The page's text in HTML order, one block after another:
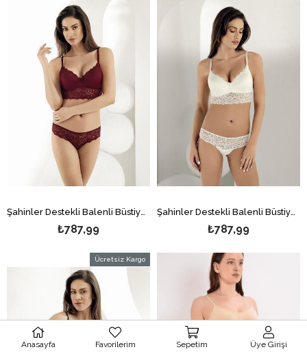
Şahinler Destekli Balenli Büstiyer Takım Bordo MB12100-D
₺787,99
Şahinler Destekli Balenli Büstiyer Takım Ekru MB12100-D
₺787,99
Ücretsiz Kargo
Anasayfa Favorilerim Sepetim Üye Girişi